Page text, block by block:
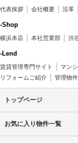
代表挨拶 会社概要 沿革
-Shop
横浜本店 本社営業部 渋
-Lend
賃貸管理専門サイト マン
リフォームご紹介
管理物
トップページ
お気に入り物件一覧